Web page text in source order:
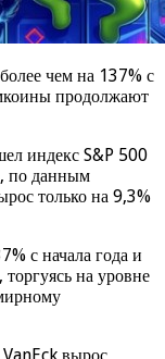
чем на 137% с
продолжают
индекс S&P 500
по данным
только на 9,3%
с начала года и
на уровне